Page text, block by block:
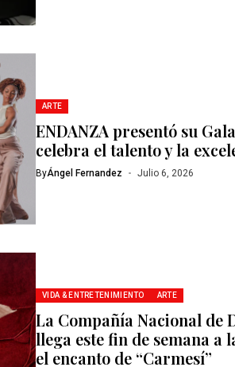
ARTE
ENDANZA presentó su
celebra el talento y la
ByÁngel Fernandez Julio 6, 2026
VIDA & ENTRETENIMIENTO ARTE
La Compañía Nacional de
llega este fin de semana a
el encanto de “Carmesí”